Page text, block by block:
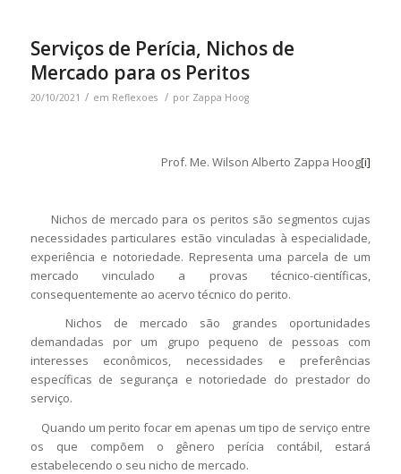
Serviços de Perícia, Nichos de
Mercado para os Peritos
20/10/2021 / em Reflexoes / por Zappa Hoog
Prof. Me. Wilson Alberto Zappa Hoog[i]
Nichos de mercado para os peritos são segmentos cujas
necessidades particulares estão vinculadas à especialidade,
experiência e notoriedade. Representa uma parcela de um
mercado vinculado a provas técnico-científicas,
consequentemente ao acervo técnico do perito.
Nichos de mercado são grandes oportunidades
demandadas por um grupo pequeno de pessoas com
interesses econômicos, necessidades e preferências
específicas de segurança e notoriedade do prestador do
serviço.
Quando um perito focar em apenas um tipo de serviço entre
os que compõem o gênero perícia contábil, estará
estabelecendo o seu nicho de mercado.